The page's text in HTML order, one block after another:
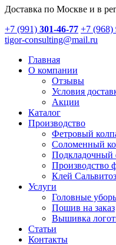
Доставка по Москве и в
+7 (991) 301-46-77 +7 (968)
tigor-consulting@mail.ru
Главная
О компании
Отзывы
Условия
Акции
Каталог
Производство
Фетровый
Соломенный
Подкладочный
Производство
Клей
Услуги
Головные
Пошив на заказ
Вышивка
Статьи
Контакты